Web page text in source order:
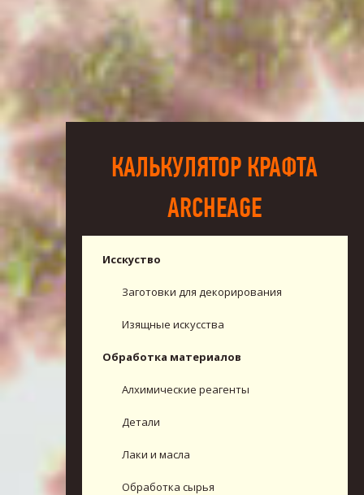
КАЛЬКУЛЯТОР КРАФТА
ARCHEAGE
Исскуство
Заготовки для декорирования
Изящные искусства
Обработка материалов
Алхимические реагенты
Детали
Лаки и масла
Обработка сырья